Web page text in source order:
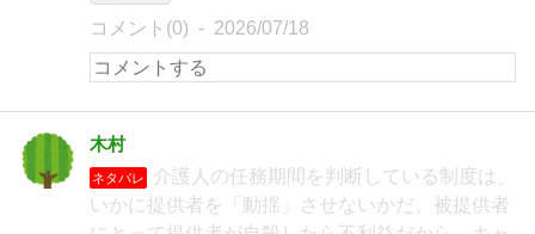
コメント(0) 2026/07/18
木村
ネタバレ
介護人の任務期間を判断している制度は、
いかに提供者を「動揺」させないかだ。被提供者